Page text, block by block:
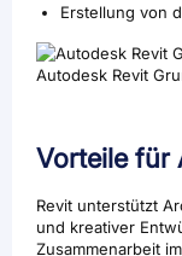
Erstellung von
Autodesk Revit
Vorteile für
Revit unterstützt
und kreativer
Zusammenarbeit